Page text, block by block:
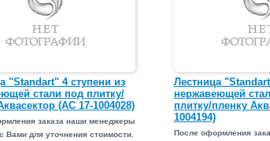
"Standart" 4 ступени из
стали под плитку/
(АС 17-1004028)
заказа наши менеджеры
Вами для уточнения стоимости.
Лестница
нержавеющей
плитку/пленку
1004194)
После оформления